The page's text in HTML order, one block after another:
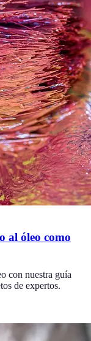
al óleo como
con nuestra guía
de expertos.